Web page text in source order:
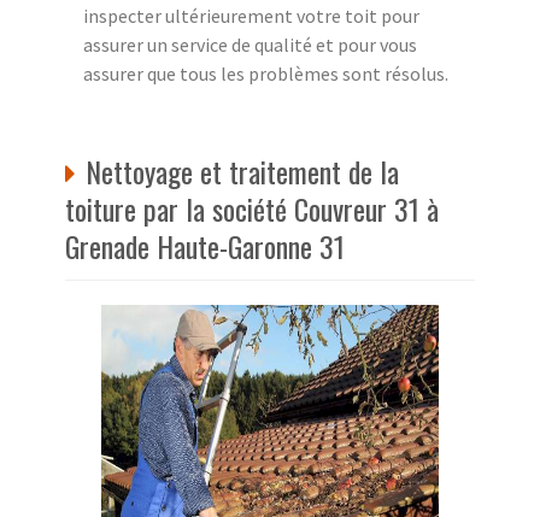
inspecter ultérieurement votre toit pour
assurer un service de qualité et pour vous
assurer que tous les problèmes sont résolus.
Nettoyage et traitement de la
toiture par la société Couvreur 31 à
Grenade Haute-Garonne 31